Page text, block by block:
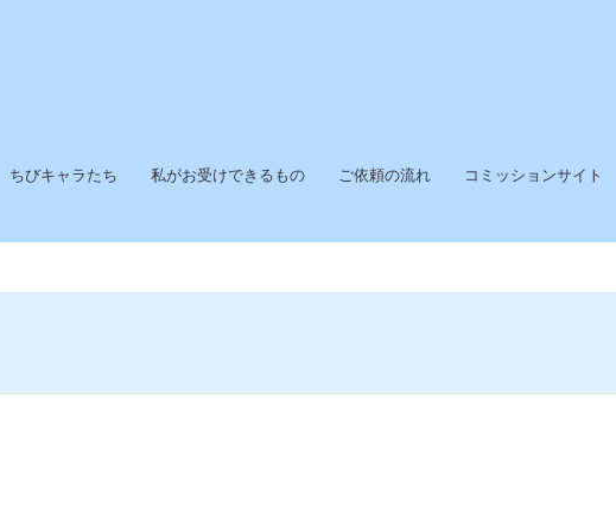
ちびキャラたち 私がお受けできるもの ご依頼の流れ コミッションサイト